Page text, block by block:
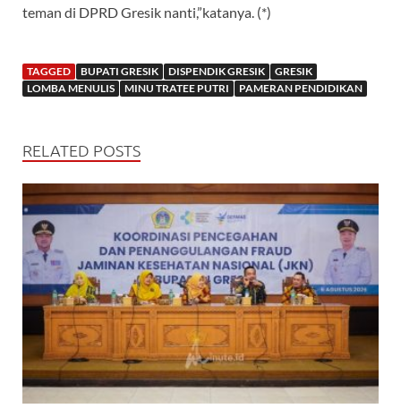
teman di DPRD Gresik nanti,”katanya. (*)
TAGGED BUPATI GRESIK DISPENDIK GRESIK
GRESIK
LOMBA MENULIS
MINU TRATEE PUTRI PAMERAN PENDIDIKAN
RELATED POSTS